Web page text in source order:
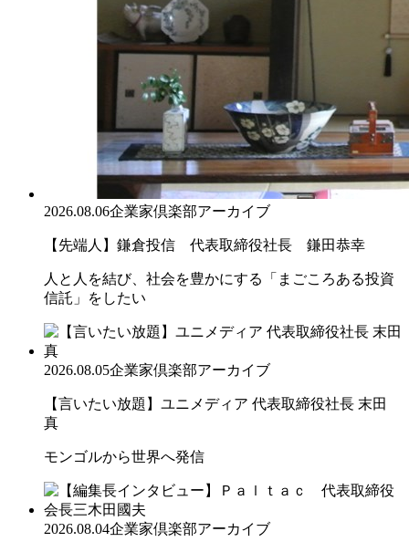
2026.08.06企業家倶楽部アーカイブ
【先端人】鎌倉投信 代表取締役社長 鎌田恭幸
人と人を結び、社会を豊かにする「まごころある投資
信託」をしたい
2026.08.05企業家倶楽部アーカイブ
【言いたい放題】ユニメディア 代表取締役社長 末田
真
モンゴルから世界へ発信
2026.08.04企業家倶楽部アーカイブ